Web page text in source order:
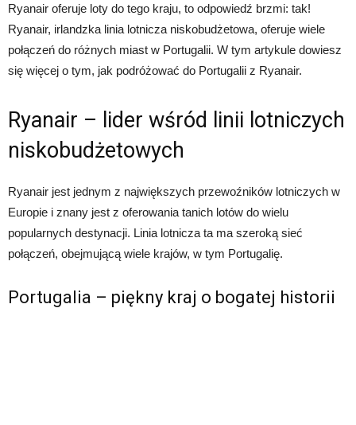
Ryanair oferuje loty do tego kraju, to odpowiedź brzmi: tak!
Ryanair, irlandzka linia lotnicza niskobudżetowa, oferuje wiele
połączeń do różnych miast w Portugalii. W tym artykule dowiesz
się więcej o tym, jak podróżować do Portugalii z Ryanair.
Ryanair – lider wśród linii lotniczych
niskobudżetowych
Ryanair jest jednym z największych przewoźników lotniczych w
Europie i znany jest z oferowania tanich lotów do wielu
popularnych destynacji. Linia lotnicza ta ma szeroką sieć
połączeń, obejmującą wiele krajów, w tym Portugalię.
Portugalia – piękny kraj o bogatej historii